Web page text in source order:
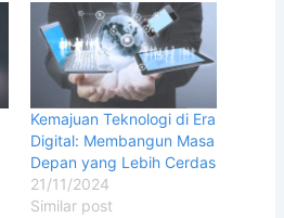
Kemajuan Teknologi di Era
Digital: Membangun Masa
Depan yang Lebih Cerdas
21/11/2024
Similar post